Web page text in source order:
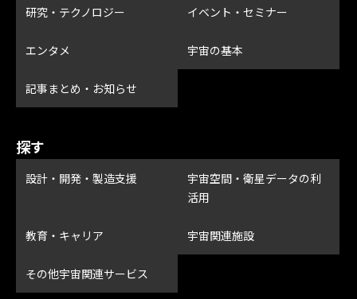
研究・テクノロジー イベント・セミナー
エンタメ 宇宙の基本
記事まとめ・お知らせ
探す
設計・開発・製造支援
宇宙空間・衛星データの利
活用
教育・キャリア 宇宙関連施設
その他宇宙関連サービス